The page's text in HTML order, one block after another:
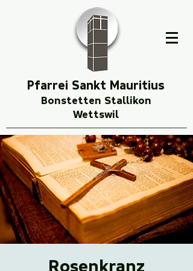
Pfarrei Sankt Mauritius
Bonstetten Stallikon
Wettswil
Rosenkranz